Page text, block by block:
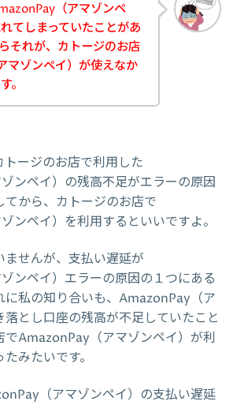
（アマゾンペ
てしまっていたことがあ
それが、カトージのお店
マゾンペイ）が使えなか
。
ージのお店で利用した
ンペイ）の残高不足がエラーの原因
てから、カトージのお店で
ンペイ）を利用するといいですよ。
ませんが、支払い遅延が
ンペイ）エラーの原因の１つにある
に私の知り合いも、AmazonPay（ア
とし口座の残高が不足していたこと
でAmazonPay（アマゾンペイ）が利
みたいです。
（アマゾンペイ）の支払い遅延